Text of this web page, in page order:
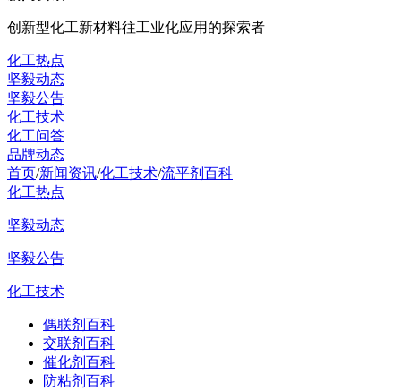
创新型化工新材料往工业化应用的探索者
化工热点
坚毅动态
坚毅公告
化工技术
化工问答
品牌动态
首页/新闻资讯/化工技术/流平剂百科
化工热点
坚毅动态
坚毅公告
化工技术
偶联剂百科
交联剂百科
催化剂百科
防粘剂百科